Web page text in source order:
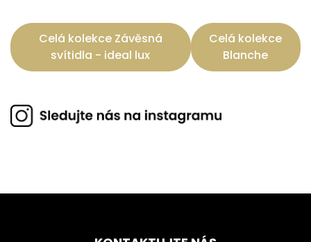
Celá kolekce Závěsná
svítidla - ideal lux
Celá kolekce
Blanche